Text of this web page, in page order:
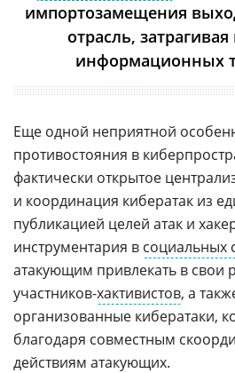
импортозамещения
отрасль,
информационных
Еще одной неприятной
противостояния в
фактически открытое
и координация кибератак из
публикацией целей атак и
инструментария в социальных
атакующим привлекать в свои
участников-хактивистов, а
организованные кибератаки,
благодаря совместным
действиям атакующих.